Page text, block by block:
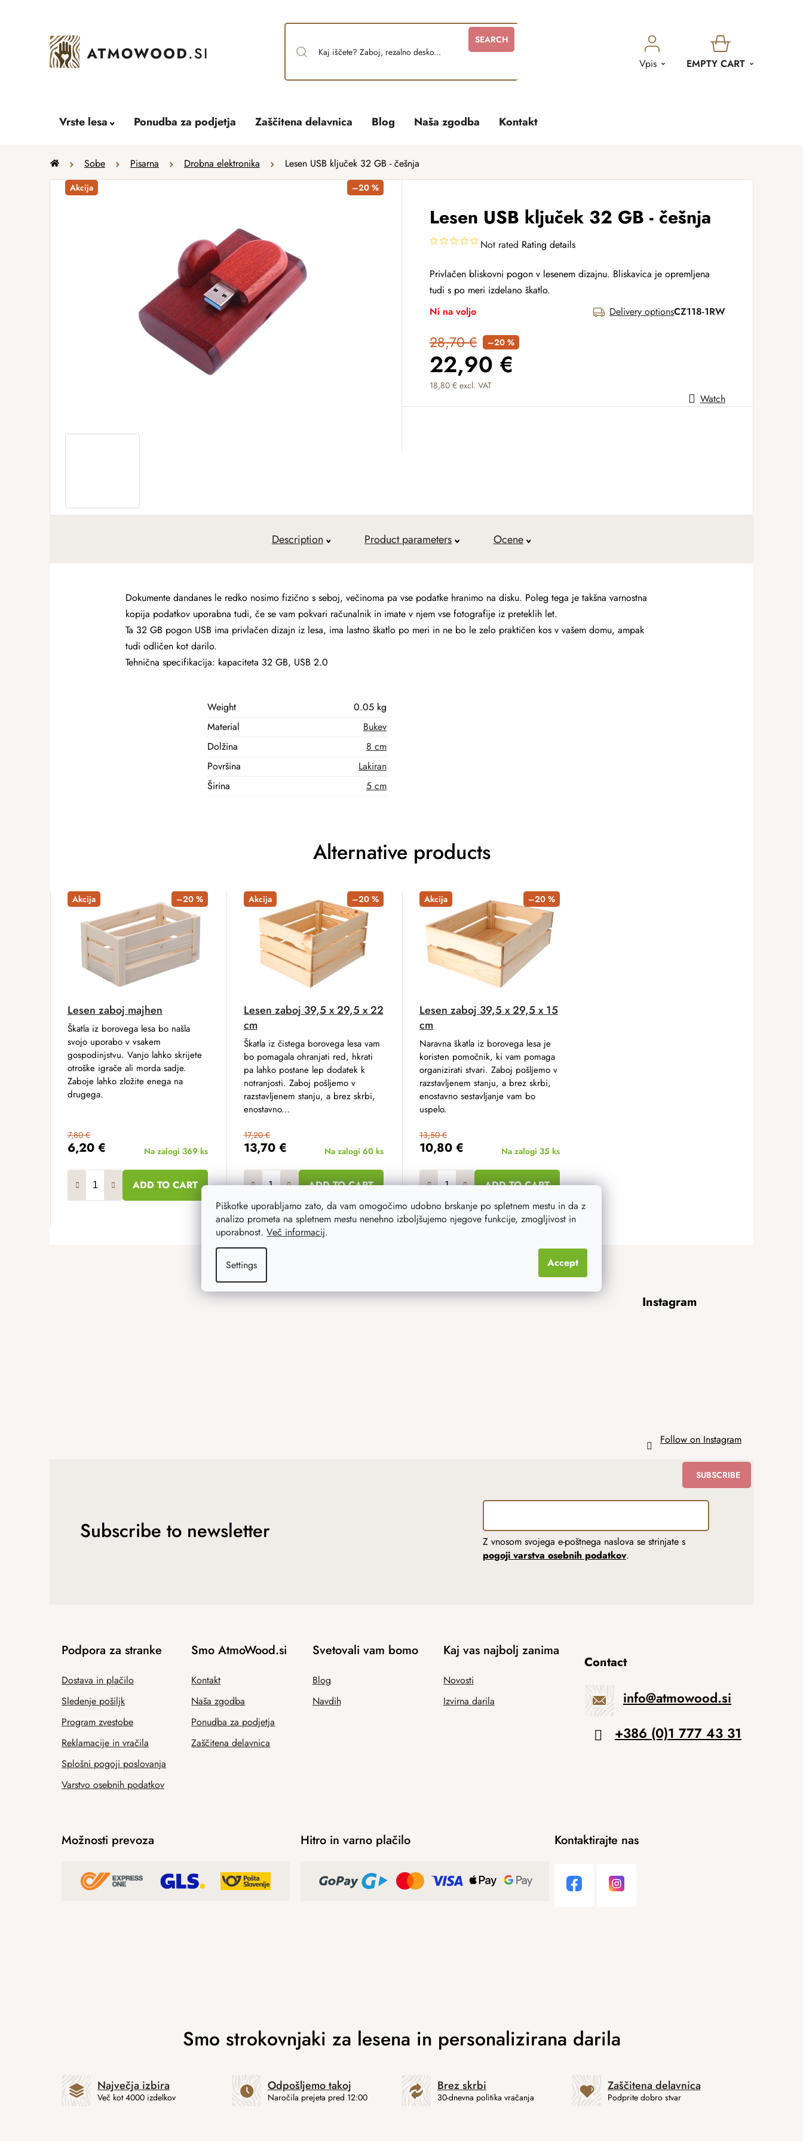
Piškotke uporabljamo zato, da vam omogočimo udobno brskanje po spletnem mestu in da z
analizo prometa na spletnem mestu nenehno izboljšujemo njegove funkcije, zmogljivost in
uporabnost. Več informacij.
Settings Accept
SEARCH
Vpis
SHOPPING
EMPTY CART
Vrste lesa Ponudba za podjetja Zaščitena delavnica Blog Naša zgodba Kontakt
Home Sobe Pisarna Drobna elektronika Lesen USB ključek 32 GB - češnja
Lesen USB ključek 32 GB - češnja
Not rated Rating details
Privlačen bliskovni pogon v lesenem dizajnu. Bliskavica je opremljena
tudi s po meri izdelano škatlo.
Ni na voljo
Delivery optionsCZ118-1RW
28,70 € –20 %
22,90 €
18,80 € excl. VAT
Measure price: Watch
Akcija –20 %
Description Product parameters Ocene
Dokumente dandanes le redko nosimo fizično s seboj, večinoma pa vse podatke hranimo na disku. Poleg tega je takšna varnostna
kopija podatkov uporabna tudi, če se vam pokvari računalnik in imate v njem vse fotografije iz preteklih let.
Ta 32 GB pogon USB ima privlačen dizajn iz lesa, ima lastno škatlo po meri in ne bo le zelo praktičen kos v vašem domu, ampak
tudi odličen kot darilo.
Tehnična specifikacija: kapaciteta 32 GB, USB 2.0
Weight
0.05 kg
Material
Bukev
Dolžina
8 cm
Površina
Lakiran
Širina
5 cm
Alternative products
Akcija –20 %
Lesen zaboj majhen
6,20 €
7,80 €
Na zalogi 369 ks
ADD TO CART
Škatla iz borovega lesa bo našla
svojo uporabo v vsakem
gospodinjstvu. Vanjo lahko skrijete
otroške igrače ali morda sadje.
Zaboje lahko zložite enega na
drugega.
Akcija –20 %
Lesen zaboj 39,5 x 29,5 x 22
cm
13,70 €
17,20 €
Na zalogi 60 ks
ADD TO CART
Škatla iz čistega borovega lesa vam
bo pomagala ohranjati red, hkrati
pa lahko postane lep dodatek k
notranjosti. Zaboj pošljemo v
razstavljenem stanju, a brez skrbi,
enostavno...
Akcija –20 %
Lesen zaboj 39,5 x 29,5 x 15
cm
10,80 €
13,50 €
Na zalogi 35 ks
ADD TO CART
Naravna škatla iz borovega lesa je
koristen pomočnik, ki vam pomaga
organizirati stvari. Zaboj pošljemo v
razstavljenem stanju, a brez skrbi,
enostavno sestavljanje vam bo
uspelo.
Instagram
Follow on Instagram
Subscribe to newsletter
Z vnosom svojega e-poštnega naslova se strinjate s
pogoji varstva osebnih podatkov.
SUBSCRIBE
Podpora za stranke
Dostava in plačilo
Sledenje pošiljk
Program zvestobe
Reklamacije in vračila
Splošni pogoji poslovanja
Varstvo osebnih podatkov
Smo AtmoWood.si
Kontakt
Naša zgodba
Ponudba za podjetja
Zaščitena delavnica
Svetovali vam bomo
Blog
Navdih
Kaj vas najbolj zanima
Novosti
Izvirna darila
Contact
info@atmowood.si
+386 (0)1 777 43 31
Možnosti prevoza Hitro in varno plačilo Kontaktirajte nas
Največja izbira
Več kot 4000 izdelkov
Odpošljemo takoj
Naročila prejeta pred 12:00
Brez skrbi
30-dnevna politika vračanja
Zaščitena delavnica
Podprite dobro stvar